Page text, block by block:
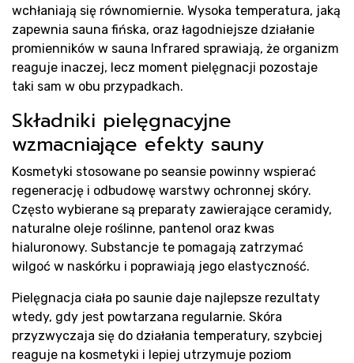
wchłaniają się równomiernie. Wysoka temperatura, jaką
zapewnia sauna fińska, oraz łagodniejsze działanie
promienników w sauna Infrared sprawiają, że organizm
reaguje inaczej, lecz moment pielęgnacji pozostaje
taki sam w obu przypadkach.
Składniki pielęgnacyjne
wzmacniające efekty sauny
Kosmetyki stosowane po seansie powinny wspierać
regenerację i odbudowę warstwy ochronnej skóry.
Często wybierane są preparaty zawierające ceramidy,
naturalne oleje roślinne, pantenol oraz kwas
hialuronowy. Substancje te pomagają zatrzymać
wilgoć w naskórku i poprawiają jego elastyczność.
Pielęgnacja ciała po saunie daje najlepsze rezultaty
wtedy, gdy jest powtarzana regularnie. Skóra
przyzwyczaja się do działania temperatury, szybciej
reaguje na kosmetyki i lepiej utrzymuje poziom